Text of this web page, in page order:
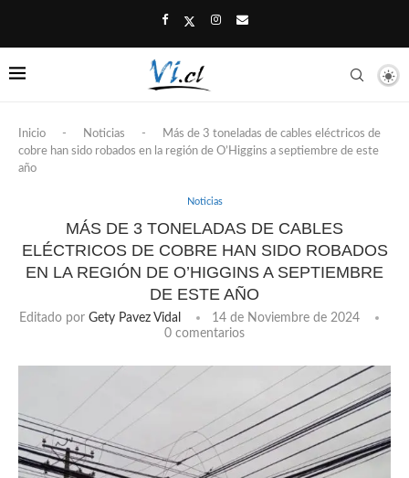
Inicio - Noticias -
Más de 3 toneladas de cables eléctricos de
cobre han sido robados en la región de O’Higgins a septiembre de este
año
Noticias
MÁS DE 3 TONELADAS DE CABLES
ELÉCTRICOS DE COBRE HAN SIDO ROBADOS
EN LA REGIÓN DE O’HIGGINS A SEPTIEMBRE
DE ESTE AÑO
Editado por Gety Pavez Vidal
14 de Noviembre de 2024
0 comentarios